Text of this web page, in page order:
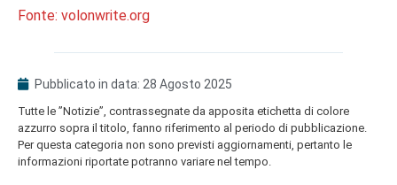
Fonte: volonwrite.org
Pubblicato in data: 28 Agosto 2025
Tutte le ”Notizie”, contrassegnate da apposita etichetta di colore
azzurro sopra il titolo, fanno riferimento al periodo di pubblicazione.
Per questa categoria non sono previsti aggiornamenti, pertanto le
informazioni riportate potranno variare nel tempo.